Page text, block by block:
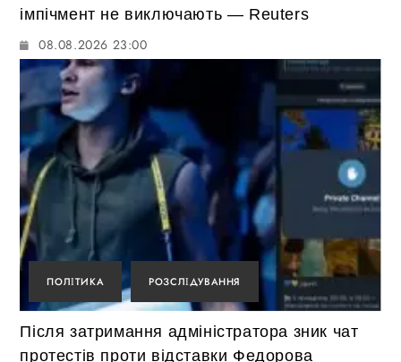
імпічмент не виключають — Reuters
08.08.2026 23:00
ПОЛІТИКА РОЗСЛІДУВАННЯ
Після затримання адміністратора зник чат
протестів проти відставки Федорова